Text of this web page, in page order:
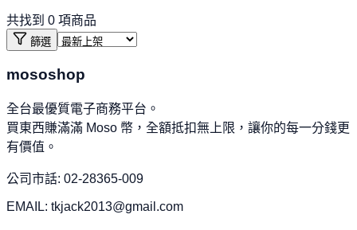
共找到 0 項商品
篩選
mososhop
全台最優質電子商務平台。
買東西賺滿滿 Moso 幣，全額抵扣無上限，讓你的每一分錢更
有價值。
公司市話: 02-28365-009
EMAIL: tkjack2013@gmail.com